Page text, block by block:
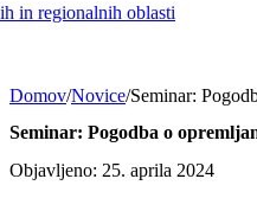
in regionalnih oblasti
Domov/Novice/Seminar:
Seminar: Pogodba o
Objavljeno: 25. aprila 2024